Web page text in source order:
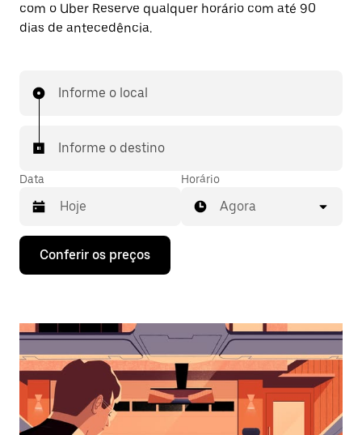
com o Uber Reserve qualquer horário com até 90
dias de antecedência.
Informe o local
Informe o destino
Data
Pressione
seta
interagir
o
calendário
selecionar
uma
Horário
Agora
Conferir os preços